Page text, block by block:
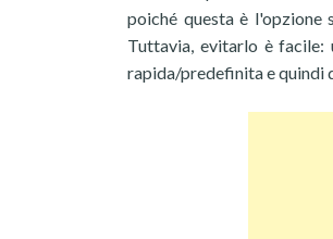
poiché questa è
Tuttavia, evitarlo è facile:
rapida/predefinita e quindi